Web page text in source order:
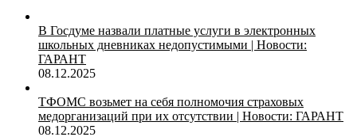
В Госдуме назвали платные услуги в электронных
школьных дневниках недопустимыми | Новости:
ГАРАНТ
08.12.2025
ТФОМС возьмет на себя полномочия страховых
медорганизаций при их отсутствии | Новости: ГАРАНТ
08.12.2025